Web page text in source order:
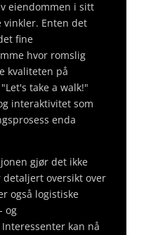
eiendommen i sitt
vinkler. Enten det
fine
hvor romslig
kvaliteten på
take a walk!"
interaktivitet som
enda
gjør det ikke
oversikt over
også logistiske
og
kan nå